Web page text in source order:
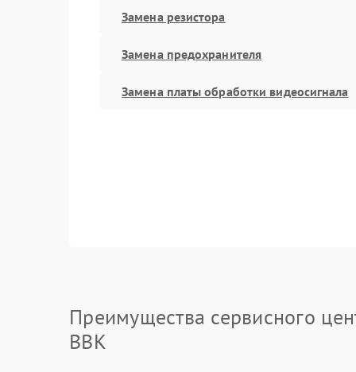
Замена резистора
Замена предохранителя
Замена платы обработки видеосигнала
Преимущества сервисного
BBK